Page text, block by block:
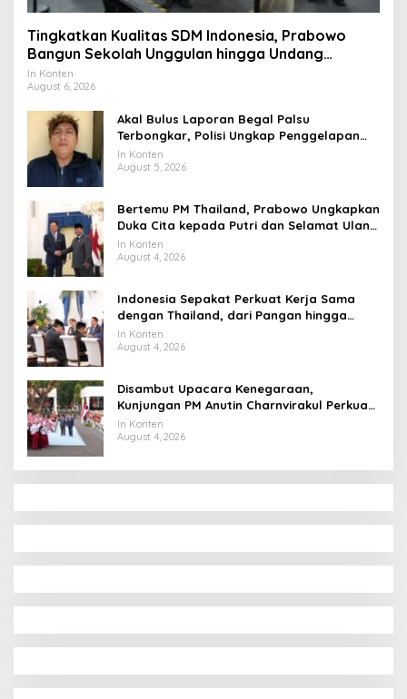
Tingkatkan Kualitas SDM Indonesia, Prabowo
Bangun Sekolah Unggulan hingga Undang
Universitas Terbaik Dunia
In Konten
August 6, 2026
Akal Bulus Laporan Begal Palsu
Terbongkar, Polisi Ungkap Penggelapan
Uang Perusahaan untuk Crypto
In Konten
August 5, 2026
Bertemu PM Thailand, Prabowo Ungkapkan
Duka Cita kepada Putri dan Selamat Ulang
Tahun ke Raja Thailand
In Konten
August 4, 2026
Indonesia Sepakat Perkuat Kerja Sama
dengan Thailand, dari Pangan hingga
Ekonomi Digital
In Konten
August 4, 2026
Disambut Upacara Kenegaraan,
Kunjungan PM Anutin Charnvirakul Perkuat
Hubungan Indonesia-Thailand
In Konten
August 4, 2026